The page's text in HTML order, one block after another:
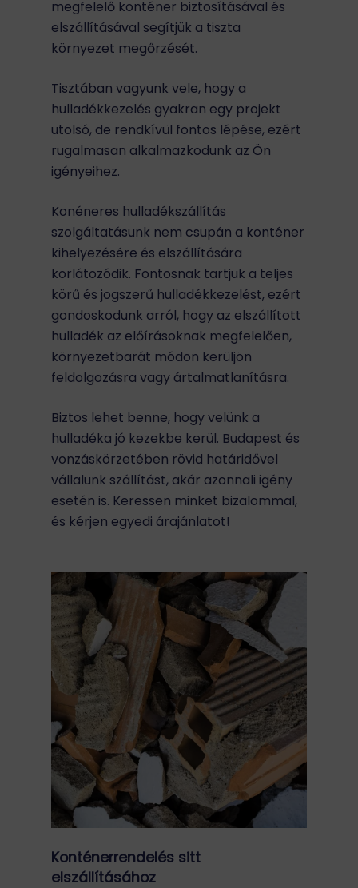
megfelelő konténer biztosításával és
elszállításával segítjük a tiszta
környezet megőrzését.
Tisztában vagyunk vele, hogy a
hulladékkezelés gyakran egy projekt
utolsó, de rendkívül fontos lépése, ezért
rugalmasan alkalmazkodunk az Ön
igényeihez.
Konéneres hulladékszállítás
szolgáltatásunk nem csupán a konténer
kihelyezésére és elszállítására
korlátozódik. Fontosnak tartjuk a teljes
körű és jogszerű hulladékkezelést, ezért
gondoskodunk arról, hogy az elszállított
hulladék az előírásoknak megfelelően,
környezetbarát módon kerüljön
feldolgozásra vagy ártalmatlanításra.
Biztos lehet benne, hogy velünk a
hulladéka jó kezekbe kerül. Budapest és
vonzáskörzetében rövid határidővel
vállalunk szállítást, akár azonnali igény
esetén is. Keressen minket bizalommal,
és kérjen egyedi árajánlatot!
Konténerrendelés sitt
elszállításához